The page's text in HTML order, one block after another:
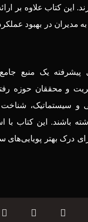
این کتاب علاوه بر
مدیران در بهبود
پیشرفته یک منبع
و محققان حوزه
سیستماتیک، شناخت
باشند. این کتاب با
درک بهتر